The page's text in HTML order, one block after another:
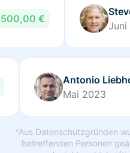
€
Juni
Antonio
Mai 2023
*Aus Datenschutzgründen
betreffenden Personen